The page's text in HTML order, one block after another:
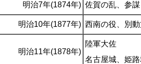
明治7年(1874年) 佐賀の乱、参
明治10年(1877年) 西南の役、別
明治11年(1878年)
陸軍大佐
名古屋城、姫